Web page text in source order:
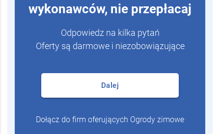
wykonawców, nie przepłacaj
Odpowiedz na kilka pytań
Oferty są darmowe i niezobowiązujące
Dalej
Dołącz do firm oferujących Ogrody zimowe